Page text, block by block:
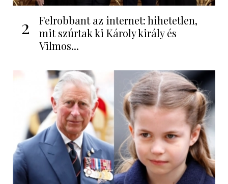
2
Felrobbant az internet: hihetetlen,
mit szúrtak ki Károly király és
Vilmos...